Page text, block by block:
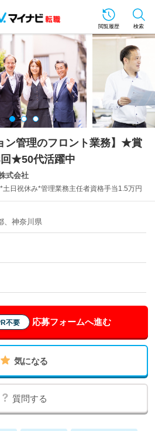
閲覧履歴 検索
ン管理のフロント業務】★賞
★50代活躍中
式会社
土日祝休み*管理業務主任者資格手当1.5万円
、神奈川県
不要 応募フォームへ進む
気になる
質問する